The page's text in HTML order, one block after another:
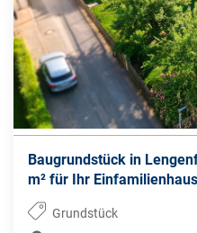
Baugrundstück in
m² für Ihr Einfamilienhaus
Grundstück